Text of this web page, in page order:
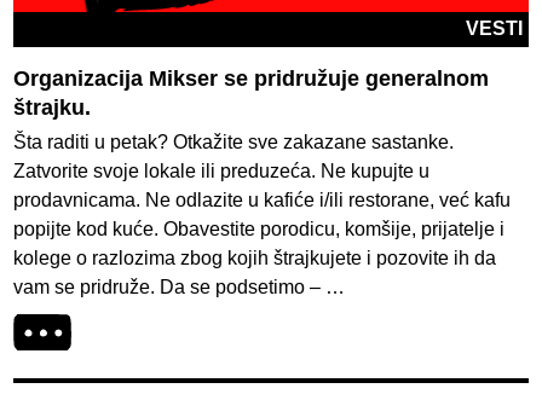
VESTI
Organizacija Mikser se pridružuje generalnom
štrajku.
Šta raditi u petak? Otkažite sve zakazane sastanke.
Zatvorite svoje lokale ili preduzeća. Ne kupujte u
prodavnicama. Ne odlazite u kafiće i/ili restorane, već kafu
popijte kod kuće. Obavestite porodicu, komšije, prijatelje i
kolege o razlozima zbog kojih štrajkujete i pozovite ih da
vam se pridruže. Da se podsetimo – …